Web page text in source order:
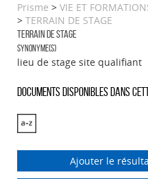
Prisme > VIE ET
> TERRAIN DE STAGE
TERRAIN DE STAGE
Synonyme(s)
lieu de stage site qualifiant
Documents disponibles dans
Ajouter le